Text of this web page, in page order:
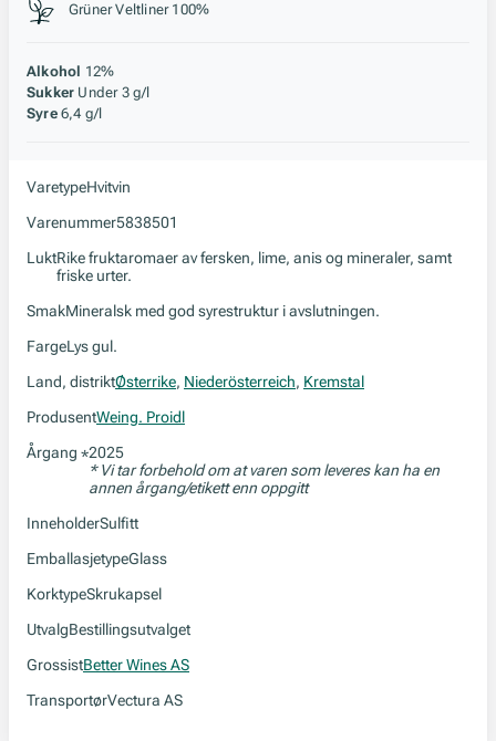
Grüner Veltliner 100%
Alkohol 12%
Sukker Under 3 g/l
Syre 6,4 g/l
VaretypeHvitvin
Varenummer5838501
LuktRike fruktaromaer av fersken, lime, anis og mineraler, samt
friske urter.
SmakMineralsk med god syrestruktur i avslutningen.
FargeLys gul.
Land, distriktØsterrike, Niederösterreich, Kremstal
ProdusentWeing. Proidl
Årgang *2025
* Vi tar forbehold om at varen som leveres kan ha en
annen årgang/etikett enn oppgitt
InneholderSulfitt
EmballasjetypeGlass
KorktypeSkrukapsel
UtvalgBestillingsutvalget
GrossistBetter Wines AS
TransportørVectura AS